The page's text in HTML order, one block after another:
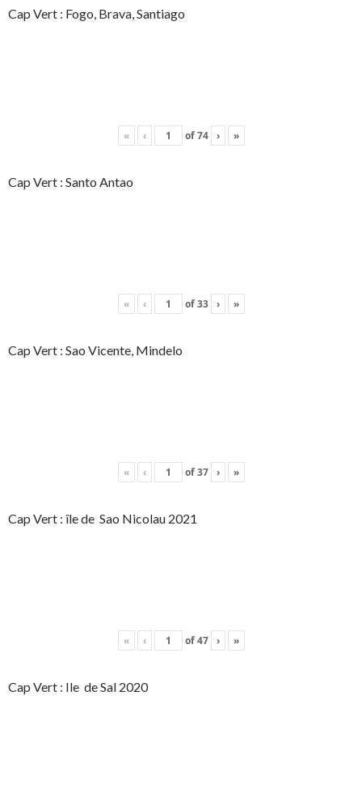
Cap Vert : Fogo, Brava, Santiago
« ‹ of74 › »
Cap Vert : Santo Antao
« ‹ of33 › »
Cap Vert : Sao Vicente, Mindelo
« ‹ of37 › »
Cap Vert : île de Sao Nicolau 2021
« ‹ of47 › »
Cap Vert : Ile de Sal 2020